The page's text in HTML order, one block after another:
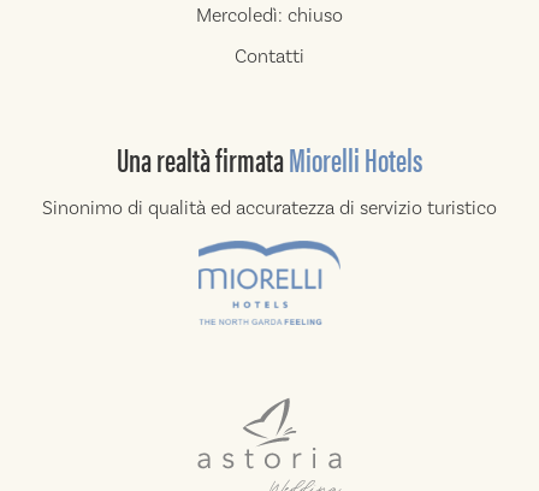
Mercoledì: chiuso
Contatti
Una realtàfirmataMiorelli Hotels
Sinonimo di qualità ed accuratezza di servizio turistico